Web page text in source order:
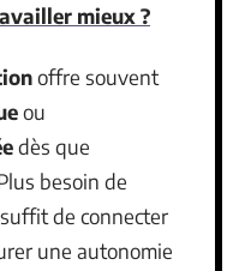
mieux ?
offre souvent
ou
dès que
besoin de
de connecter
une autonomie